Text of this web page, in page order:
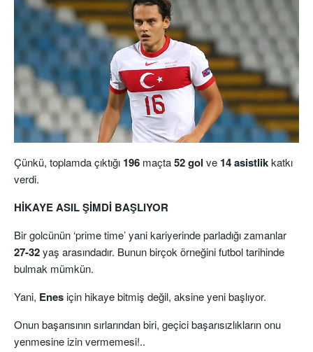
Çünkü, toplamda çıktığı 196 maçta52 gol ve 14 asistlikkatkı
verdi.
HİKAYE ASIL ŞİMDİ BAŞLIYOR
Bir golcünün ‘prime time’ yani kariyerinde parladığı zamanlar
27-32yaş arasındadır. Bunun birçok örneğini futbol tarihinde
bulmak mümkün.
Yani, Enesiçin hikaye bitmiş değil, aksine yeni başlıyor.
Onun başarısının sırlarından biri, geçici başarısızlıkların onu
yenmesine izin vermemesi!..